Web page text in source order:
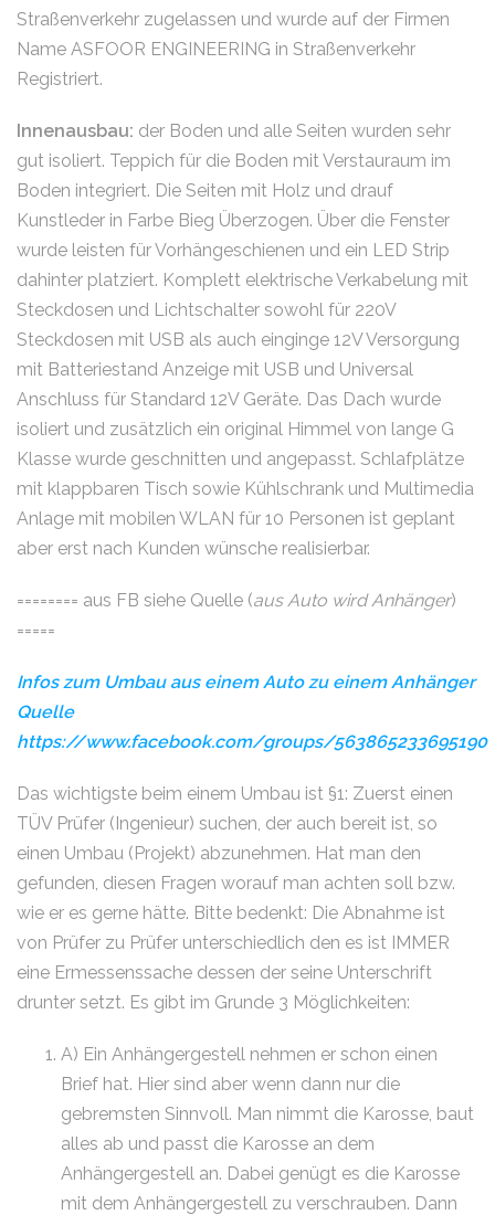
Straßenverkehr zugelassen und wurde auf der Firmen
Name ASFOOR ENGINEERING in Straßenverkehr
Registriert.
Innenausbau: der Boden und alle Seiten wurden sehr
gut isoliert. Teppich für die Boden mit Verstauraum im
Boden integriert. Die Seiten mit Holz und drauf
Kunstleder in Farbe Bieg Überzogen. Über die Fenster
wurde leisten für Vorhängeschienen und ein LED Strip
dahinter platziert. Komplett elektrische Verkabelung mit
Steckdosen und Lichtschalter sowohl für 220V
Steckdosen mit USB als auch einginge 12V Versorgung
mit Batteriestand Anzeige mit USB und Universal
Anschluss für Standard 12V Geräte. Das Dach wurde
isoliert und zusätzlich ein original Himmel von lange G
Klasse wurde geschnitten und angepasst. Schlafplätze
mit klappbaren Tisch sowie Kühlschrank und Multimedia
Anlage mit mobilen WLAN für 10 Personen ist geplant
aber erst nach Kunden wünsche realisierbar.
======== aus FB siehe Quelle (aus Auto wird Anhänger)
=====
Infos zum Umbau aus einem Auto zu einem Anhänger
Quelle
https://www.facebook.com/groups/563865233695190
Das wichtigste beim einem Umbau ist §1: Zuerst einen
TÜV Prüfer (Ingenieur) suchen, der auch bereit ist, so
einen Umbau (Projekt) abzunehmen. Hat man den
gefunden, diesen Fragen worauf man achten soll bzw.
wie er es gerne hätte. Bitte bedenkt: Die Abnahme ist
von Prüfer zu Prüfer unterschiedlich den es ist IMMER
eine Ermessenssache dessen der seine Unterschrift
drunter setzt. Es gibt im Grunde 3 Möglichkeiten:
A) Ein Anhängergestell nehmen er schon einen
Brief hat. Hier sind aber wenn dann nur die
gebremsten Sinnvoll. Man nimmt die Karosse, baut
alles ab und passt die Karosse an dem
Anhängergestell an. Dabei genügt es die Karosse
mit dem Anhängergestell zu verschrauben. Dann